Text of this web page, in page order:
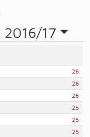
2016/17
26
26
26
25
25
25